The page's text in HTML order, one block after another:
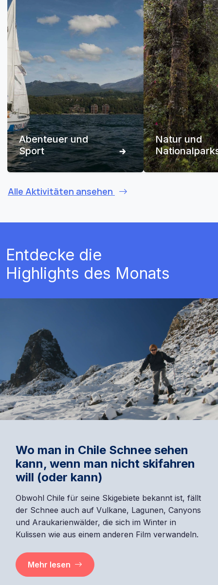
Abenteuer und
Sport
Natur und
Alle Aktivitäten ansehen
Entdecke die
Highlights des Monats
Wo man in Chile Schnee sehen
kann, wenn man nicht skifahren
will (oder kann)
Obwohl Chile für seine Skigebiete bekannt ist, fällt
der Schnee auch auf Vulkane, Lagunen, Canyons
und Araukarienwälder, die sich im Winter in
Kulissen wie aus einem anderen Film verwandeln.
Mehr lesen